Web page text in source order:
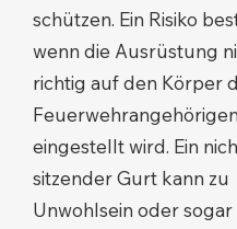
schützen. Ein Risiko
wenn die Ausrüstung
richtig auf den Körper
Feuerwehrangehörigen
eingestellt wird. Ein
sitzender Gurt kann zu
Unwohlsein oder sogar